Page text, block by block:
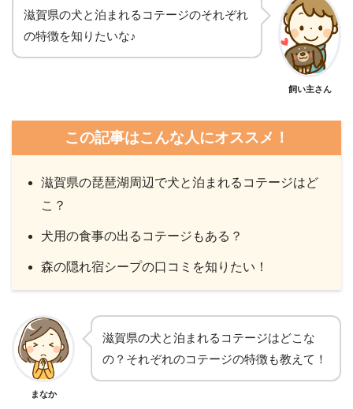
滋賀県の犬と泊まれるコテージのそれぞれ
の特徴を知りたいな♪
飼い主さん
この記事はこんな人にオススメ！
滋賀県の琵琶湖周辺で犬と泊まれるコテージはど
こ？
犬用の食事の出るコテージもある？
森の隠れ宿シープの口コミを知りたい！
まなか
滋賀県の犬と泊まれるコテージはどこな
の？それぞれのコテージの特徴も教えて！